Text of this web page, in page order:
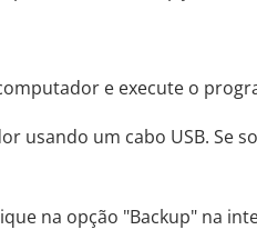
e execute o
usando um cabo USB. Se
na opção "Backup" na